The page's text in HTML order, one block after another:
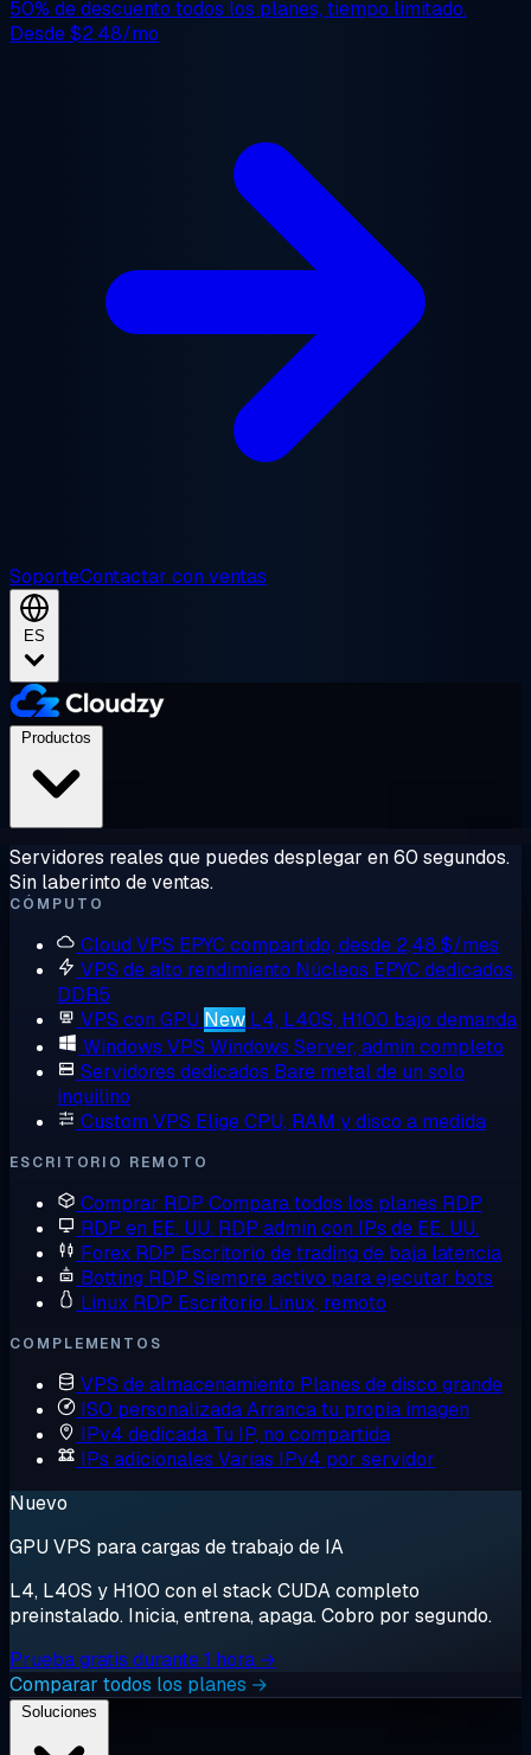
50% de descuento todos los planes, tiempo limitado.
Desde$2.48/mo
SoporteContactar con ventas
ES
Servidores reales que puedes desplegar en 60 segundos.
Sin laberinto de ventas.
CÓMPUTO
Cloud VPS EPYC compartido, desde 2,48 $/mes
VPS de alto rendimiento Núcleos EPYC dedicados,
DDR5
VPS con GPU New L4, L40S, H100 bajo demanda
Windows VPS Windows Server, admin completo
Servidores dedicados Bare metal de un solo
inquilino
Custom VPS Elige CPU, RAM y disco a medida
ESCRITORIO REMOTO
Comprar RDP Compara todos los planes RDP
RDP en EE. UU. RDP admin con IPs de EE. UU.
Forex RDP Escritorio de trading de baja latencia
Botting RDP Siempre activo para ejecutar bots
Linux RDP Escritorio Linux, remoto
COMPLEMENTOS
VPS de almacenamiento Planes de disco grande
ISO personalizadaArranca tu propia imagen
IPv4 dedicada Tu IP, no compartida
IPs adicionales Varias IPv4 por servidor
Nuevo
GPU VPS para cargas de trabajo de IA
L4, L40S y H100 con el stack CUDA completo
preinstalado. Inicia, entrena, apaga. Cobro por segundo.
Prueba gratis durante 1 hora →
Comparar todos los planes →